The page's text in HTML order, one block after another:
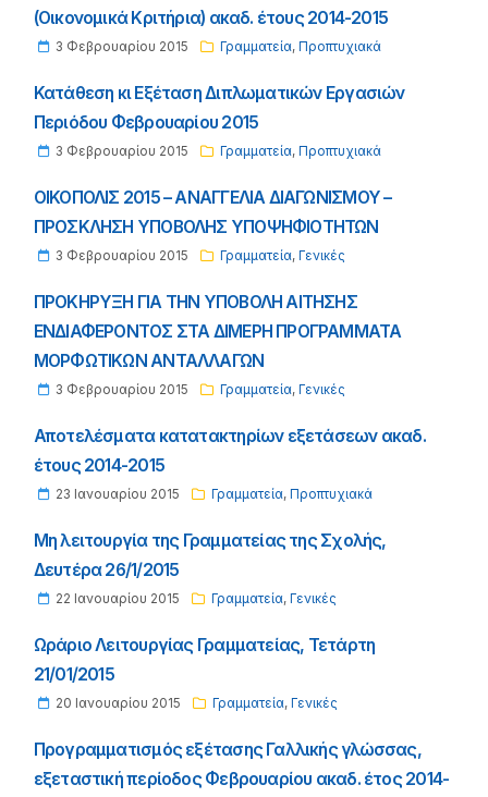
(Οικονομικά Κριτήρια) ακαδ. έτους 2014-2015
3 Φεβρουαρίου 2015 Γραμματεία, Προπτυχιακά
Κατάθεση κι Εξέταση Διπλωματικών Εργασιών
Περιόδου Φεβρουαρίου 2015
3 Φεβρουαρίου 2015 Γραμματεία, Προπτυχιακά
ΟΙΚΟΠΟΛΙΣ 2015 – ΑΝΑΓΓΕΛΙΑ ΔΙΑΓΩΝΙΣΜΟΥ –
ΠΡΟΣΚΛΗΣΗ ΥΠΟΒΟΛΗΣ ΥΠΟΨΗΦΙΟΤΗΤΩΝ
3 Φεβρουαρίου 2015 Γραμματεία, Γενικές
ΠΡΟΚΗΡΥΞΗ ΓΙΑ ΤΗΝ ΥΠΟΒΟΛΗ ΑΙΤΗΣΗΣ
ΕΝΔΙΑΦΕΡΟΝΤΟΣ ΣΤΑ ΔΙΜΕΡΗ ΠΡΟΓΡΑΜΜΑΤΑ
ΜΟΡΦΩΤΙΚΩΝ ΑΝΤΑΛΛΑΓΩΝ
3 Φεβρουαρίου 2015 Γραμματεία, Γενικές
Αποτελέσματα κατατακτηρίων εξετάσεων ακαδ.
έτους 2014-2015
23 Ιανουαρίου 2015 Γραμματεία, Προπτυχιακά
Mη λειτουργία της Γραμματείας της Σχολής,
Δευτέρα 26/1/2015
22 Ιανουαρίου 2015 Γραμματεία, Γενικές
Ωράριο Λειτουργίας Γραμματείας, Τετάρτη
21/01/2015
20 Ιανουαρίου 2015 Γραμματεία, Γενικές
Προγραμματισμός εξέτασης Γαλλικής γλώσσας,
εξεταστική περίοδος Φεβρουαρίου ακαδ. έτος 2014-